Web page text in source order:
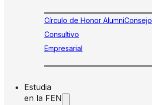
Círculo de Honor AlumniConsejo
Consultivo
Empresarial
Estudia
en la FEN